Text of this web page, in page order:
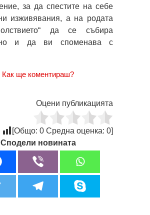
за да спестите на себе
изживявания, а на родата
да се събира
и да ви споменава с
Как ще коментираш?
Оцени публикацията
[Общо: 0 Средна оценка: 0]
Сподели новината